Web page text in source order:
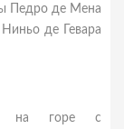
Педро де Мена
де Гевара
на горе с